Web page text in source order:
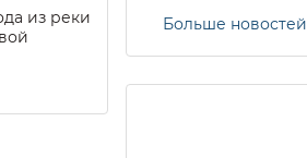
из реки
Больше новостей